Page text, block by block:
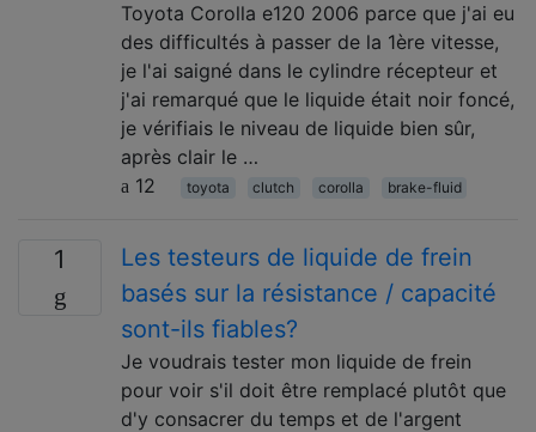
Toyota Corolla e120 2006 parce que j'ai eu
des difficultés à passer de la 1ère vitesse,
je l'ai saigné dans le cylindre récepteur et
j'ai remarqué que le liquide était noir foncé,
je vérifiais le niveau de liquide bien sûr,
après clair le …
12
toyota clutch corolla brake-fluid
1
Les testeurs de liquide de frein
basés sur la résistance / capacité
sont-ils fiables?
Je voudrais tester mon liquide de frein
pour voir s'il doit être remplacé plutôt que
d'y consacrer du temps et de l'argent